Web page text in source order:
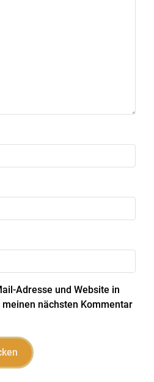
Adresse und Website in
nächsten Kommentar